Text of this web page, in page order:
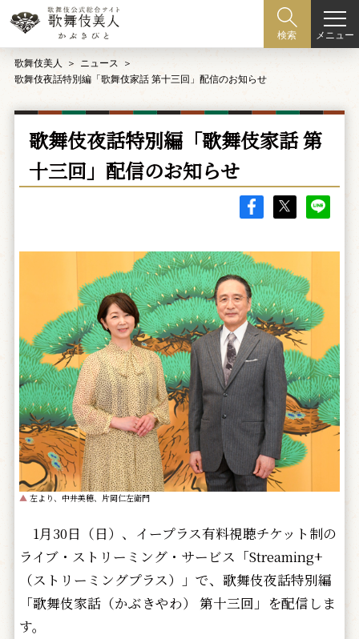
検索 メニュー
歌舞伎美人
ニュース
歌舞伎夜話特別編「歌舞伎家話 第十三回」配信のお知らせ
歌舞伎夜話特別編「歌舞伎家話 第
十三回」配信のお知らせ
▲ 左より、中井美穂、片岡仁左衛門
1月30日（日）、イープラス有料視聴チケット制の
ライブ・ストリーミング・サービス「Streaming+
（ストリーミングプラス）」で、歌舞伎夜話特別編
「歌舞伎家話（かぶきやわ） 第十三回」を配信しま
す。